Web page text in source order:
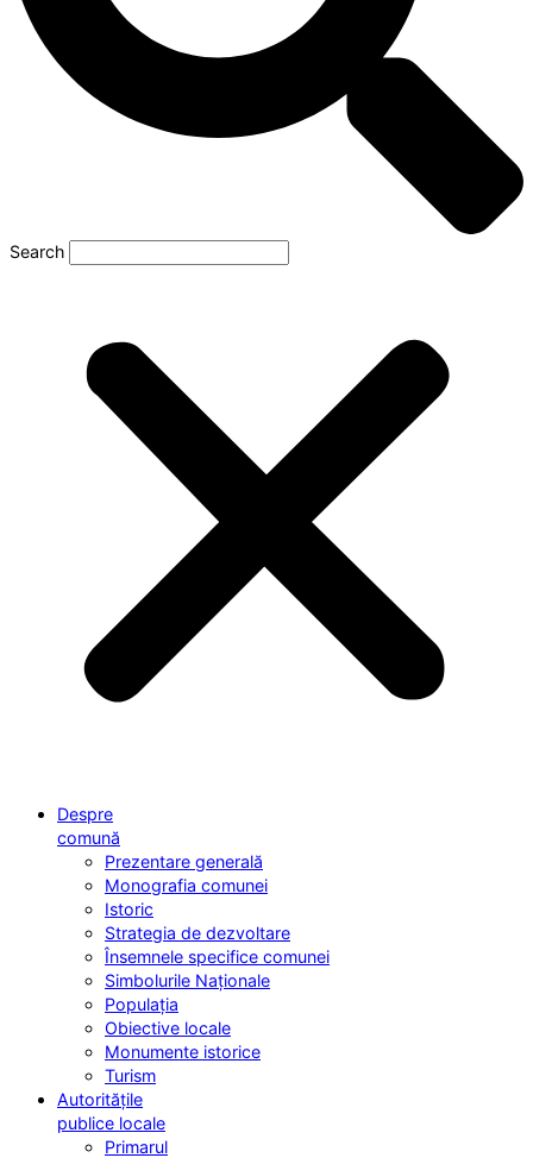
Search
Despre
comună
Prezentare generală
Monografia comunei
Istoric
Strategia de dezvoltare
Însemnele specifice comunei
Simbolurile Naționale
Populația
Obiective locale
Monumente istorice
Turism
Autoritățile
publice locale
Primarul